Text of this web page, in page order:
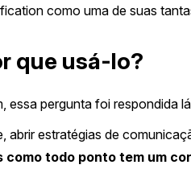
como uma de suas
que usá-lo?
essa pergunta foi respondida
abrir estratégias de
como todo ponto tem um